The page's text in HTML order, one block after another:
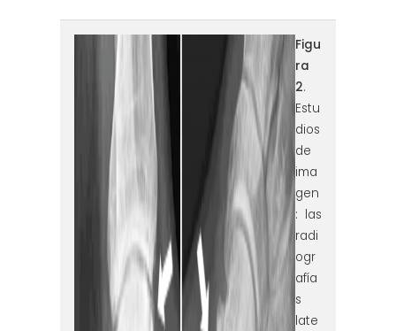
figura2.png
Figu
ra
2.
Estu
dios
de
ima
gen
: las
radi
ogr
afía
s
late